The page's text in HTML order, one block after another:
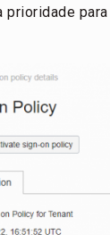
prioridade